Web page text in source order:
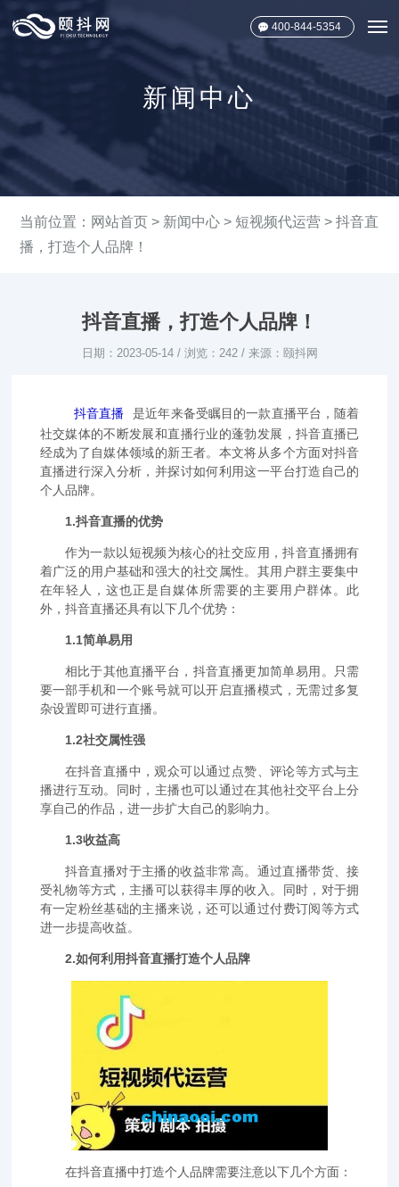
400-844-5354
新闻中心
当前位置： 网站首页 > 新闻中心 > 短视频代运营 > 抖音直
播，打造个人品牌！
抖音直播，打造个人品牌！
日期：2023-05-14 / 浏览：242 / 来源：颐抖网
抖音直播
是近年来备受瞩目的一款直播平台，随着
社交媒体的不断发展和直播行业的蓬勃发展，抖音直播已
经成为了自媒体领域的新王者。本文将从多个方面对抖音
直播进行深入分析，并探讨如何利用这一平台打造自己的
个人品牌。
1.抖音直播的优势
作为一款以短视频为核心的社交应用，抖音直播拥有
着广泛的用户基础和强大的社交属性。其用户群主要集中
在年轻人，这也正是自媒体所需要的主要用户群体。此
外，抖音直播还具有以下几个优势：
1.1简单易用
相比于其他直播平台，抖音直播更加简单易用。只需
要一部手机和一个账号就可以开启直播模式，无需过多复
杂设置即可进行直播。
1.2社交属性强
在抖音直播中，观众可以通过点赞、评论等方式与主
播进行互动。同时，主播也可以通过在其他社交平台上分
享自己的作品，进一步扩大自己的影响力。
1.3收益高
抖音直播对于主播的收益非常高。通过直播带货、接
受礼物等方式，主播可以获得丰厚的收入。同时，对于拥
有一定粉丝基础的主播来说，还可以通过付费订阅等方式
进一步提高收益。
2.如何利用抖音直播打造个人品牌
在抖音直播中打造个人品牌需要注意以下几个方面：